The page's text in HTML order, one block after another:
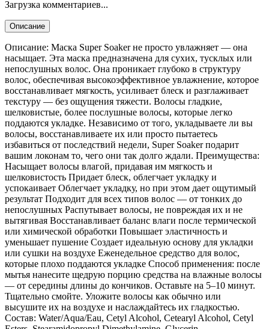
Загрузка комментариев...
Описание
Описание: Маска Super Soaker не просто увлажняет — она
насыщает. Эта маска предназначена для сухих, тусклых или
непослушных волос. Она проникает глубоко в структуру
волос, обеспечивая высокоэффективное увлажнение, которое
восстанавливает мягкость, усиливает блеск и разглаживает
текстуру — без ощущения тяжести. Волосы гладкие,
шелковистые, более послушные волосы, которые легко
поддаются укладке. Независимо от того, укладываете ли вы
волосы, восстанавливаете их или просто пытаетесь
избавиться от последствий недели, Super Soaker подарит
вашим локонам то, чего они так долго ждали. Преимущества:
Насыщает волосы влагой, придавая им мягкость и
шелковистость Придает блеск, облегчает укладку и
успокаивает Облегчает укладку, но при этом дает ощутимый
результат Подходит для всех типов волос — от тонких до
непослушных Распутывает волосы, не повреждая их и не
вытягивая Восстанавливает баланс влаги после термической
или химической обработки Повышает эластичность и
уменьшает пушение Создает идеальную основу для укладки
или сушки на воздухе Еженедельное средство для волос,
которые плохо поддаются укладке Способ применения: после
мытья нанесите щедрую порцию средства на влажные волосы
— от середины длины до кончиков. Оставьте на 5–10 минут.
Тщательно смойте. Уложите волосы как обычно или
высушите их на воздухе и наслаждайтесь их гладкостью.
Состав: Water/Aqua/Eau, Cetyl Alcohol, Cetearyl Alcohol, Cetyl